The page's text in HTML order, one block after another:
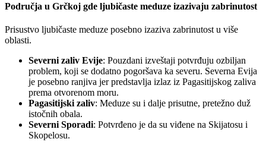
Područja u Grčkoj gde ljubičaste meduze izazivaju zabrinutost
Prisustvo ljubičaste meduze posebno izaziva zabrinutost u više
oblasti.
Severni zaliv Evije: Pouzdani izveštaji potvrđuju ozbiljan
problem, koji se dodatno pogoršava ka severu. Severna Evija
je posebno ranjiva jer predstavlja izlaz iz Pagasitijskog zaliva
prema otvorenom moru.
Pagasitijski zaliv: Meduze su i dalje prisutne, pretežno duž
istočnih obala.
Severni Sporadi: Potvrđeno je da su viđene na Skijatosu i
Skopelosu.